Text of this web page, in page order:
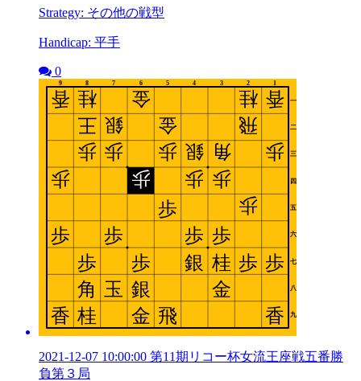
Strategy: その他の戦型
Handicap: 平手
0
2021-12-07 10:00:00 第11期リコー杯女流王座戦五番勝
負第３局